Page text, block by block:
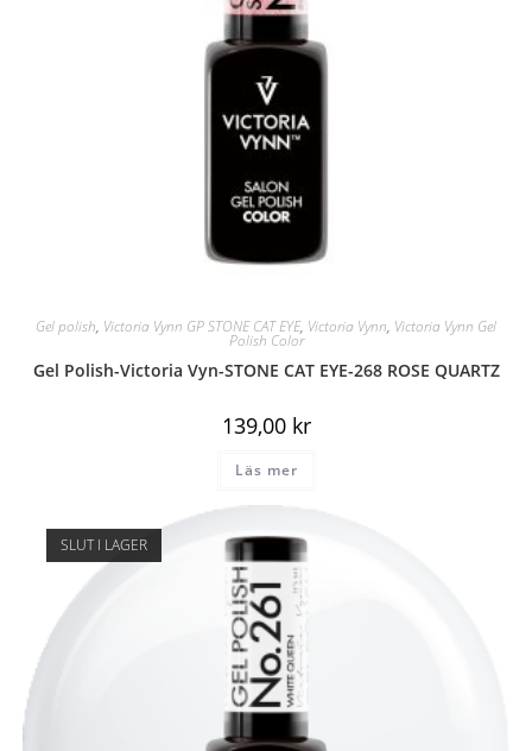
Gel polish, Victoria Vynn GP STONE CAT EYE, Victoria Vynn, Victoria Vynn Gel
Polish Color
Gel Polish-Victoria Vyn-STONE CAT EYE-268 ROSE QUARTZ
139,00 kr
Läs mer
SLUT I LAGER